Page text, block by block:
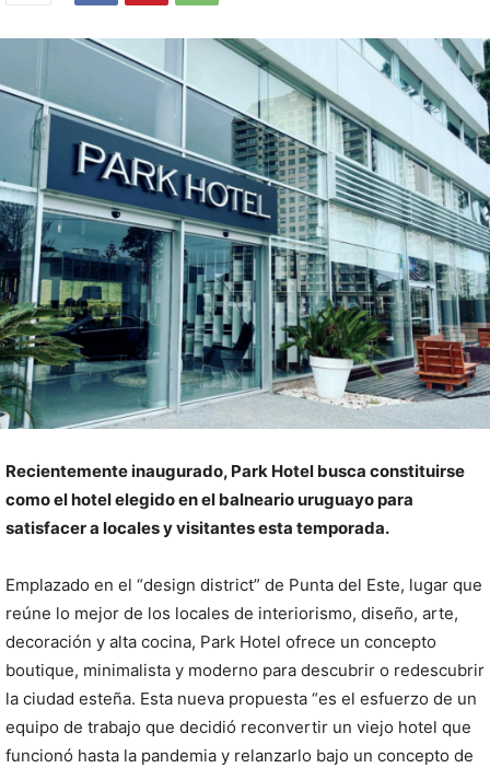
Recientemente inaugurado, Park Hotel busca constituirse
como el hotel elegido en el balneario uruguayo para
satisfacer a locales y visitantes esta temporada.
Emplazado en el “design district” de Punta del Este, lugar que
reúne lo mejor de los locales de interiorismo, diseño, arte,
decoración y alta cocina, Park Hotel ofrece un concepto
boutique, minimalista y moderno para descubrir o redescubrir
la ciudad esteña. Esta nueva propuesta “es el esfuerzo de un
equipo de trabajo que decidió reconvertir un viejo hotel que
funcionó hasta la pandemia y relanzarlo bajo un concepto de